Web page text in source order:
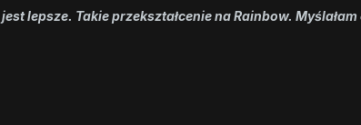
lepsze. Takie przekształcenie na Rainbow.